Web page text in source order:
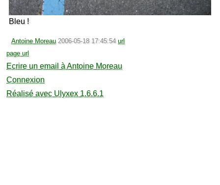
Bleu !
Antoine Moreau 2006-05-18 17:45:54 url
page url
Ecrire un email à Antoine Moreau
Connexion
Réalisé avec Ulyxex 1.6.6.1